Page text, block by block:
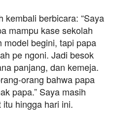
kembali berbicara: “Saya
mampu kase sekolah
model begini, tapi papa
pe ngoni. Jadi besok
panjang, dan kemeja.
orang bahwa papa
papa.” Saya masih
hingga hari ini.